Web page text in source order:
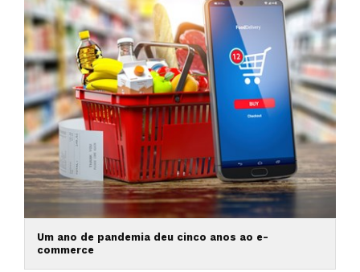
Um ano de pandemia deu cinco anos ao e-
commerce